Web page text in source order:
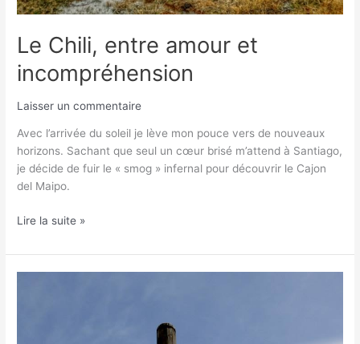
Le Chili, entre amour et
incompréhension
Laisser un commentaire
Avec l’arrivée du soleil je lève mon pouce vers de nouveaux
horizons. Sachant que seul un cœur brisé m’attend à Santiago,
je décide de fuir le « smog » infernal pour découvrir le Cajon
del Maipo.
Lire la suite »